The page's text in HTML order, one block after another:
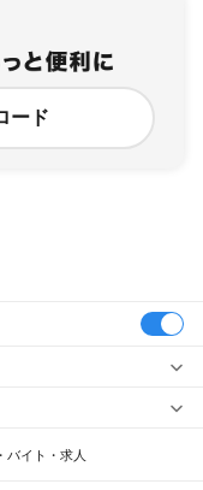
ード
バイト・求人